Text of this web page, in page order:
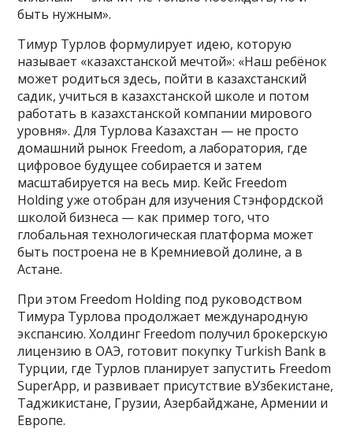
быть нужным».
Тимур Турлов формулирует идею, которую
называет «казахстанской мечтой»: «Наш ребёнок
может родиться здесь, пойти в казахстанский
садик, учиться в казахстанской школе и потом
работать в казахстанской компании мирового
уровня». Для Турлова Казахстан — не просто
домашний рынок Freedom, а лаборатория, где
цифровое будущее собирается и затем
масштабируется на весь мир. Кейс Freedom
Holding уже отобран для изучения Стэнфордской
школой бизнеса — как пример того, что
глобальная технологическая платформа может
быть построена не в Кремниевой долине, а в
Астане.
При этом Freedom Holding под руководством
Тимура Турлова продолжает международную
экспансию. Холдинг Freedom получил брокерскую
лицензию в ОАЭ, готовит покупку Turkish Bank в
Турции, где Турлов планирует запустить Freedom
SuperApp, и развивает присутствие вУзбекистане,
Таджикистане, Грузии, Азербайджане, Армении и
Европе.